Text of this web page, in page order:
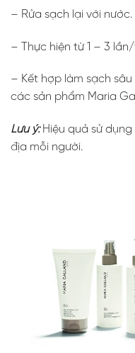
– Rửa sạch lại với nước.
– Thực hiện từ 1 – 3
– Kết hợp làm sạch
các sản phẩm Maria
Lưu ý:Hiệu quả sử
địa mỗi người.